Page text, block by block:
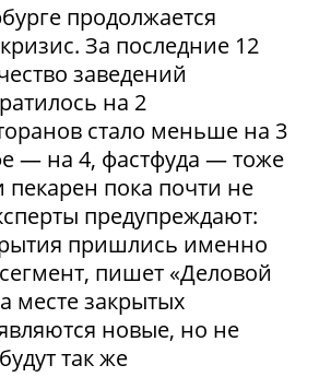
продолжается
За последние 12
заведений
на 2
стало меньше на 3
— на 4, фастфуда — тоже
пекарен пока почти не
предупреждают:
пришлись именно
пишет «Деловой
месте закрытых
новые, но не
так же